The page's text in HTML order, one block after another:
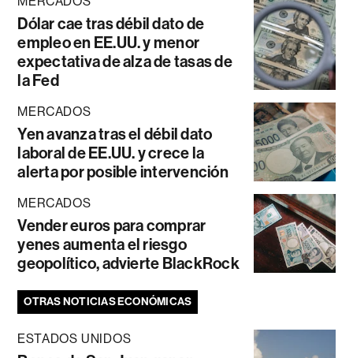
Dólar cae tras débil dato de
empleo en EE.UU. y menor
expectativa de alza de tasas de
la Fed
MERCADOS
Yen avanza tras el débil dato
laboral de EE.UU. y crece la
alerta por posible intervención
MERCADOS
Vender euros para comprar
yenes aumenta el riesgo
geopolítico, advierte BlackRock
OTRAS NOTICIAS ECONÓMICAS
ESTADOS UNIDOS